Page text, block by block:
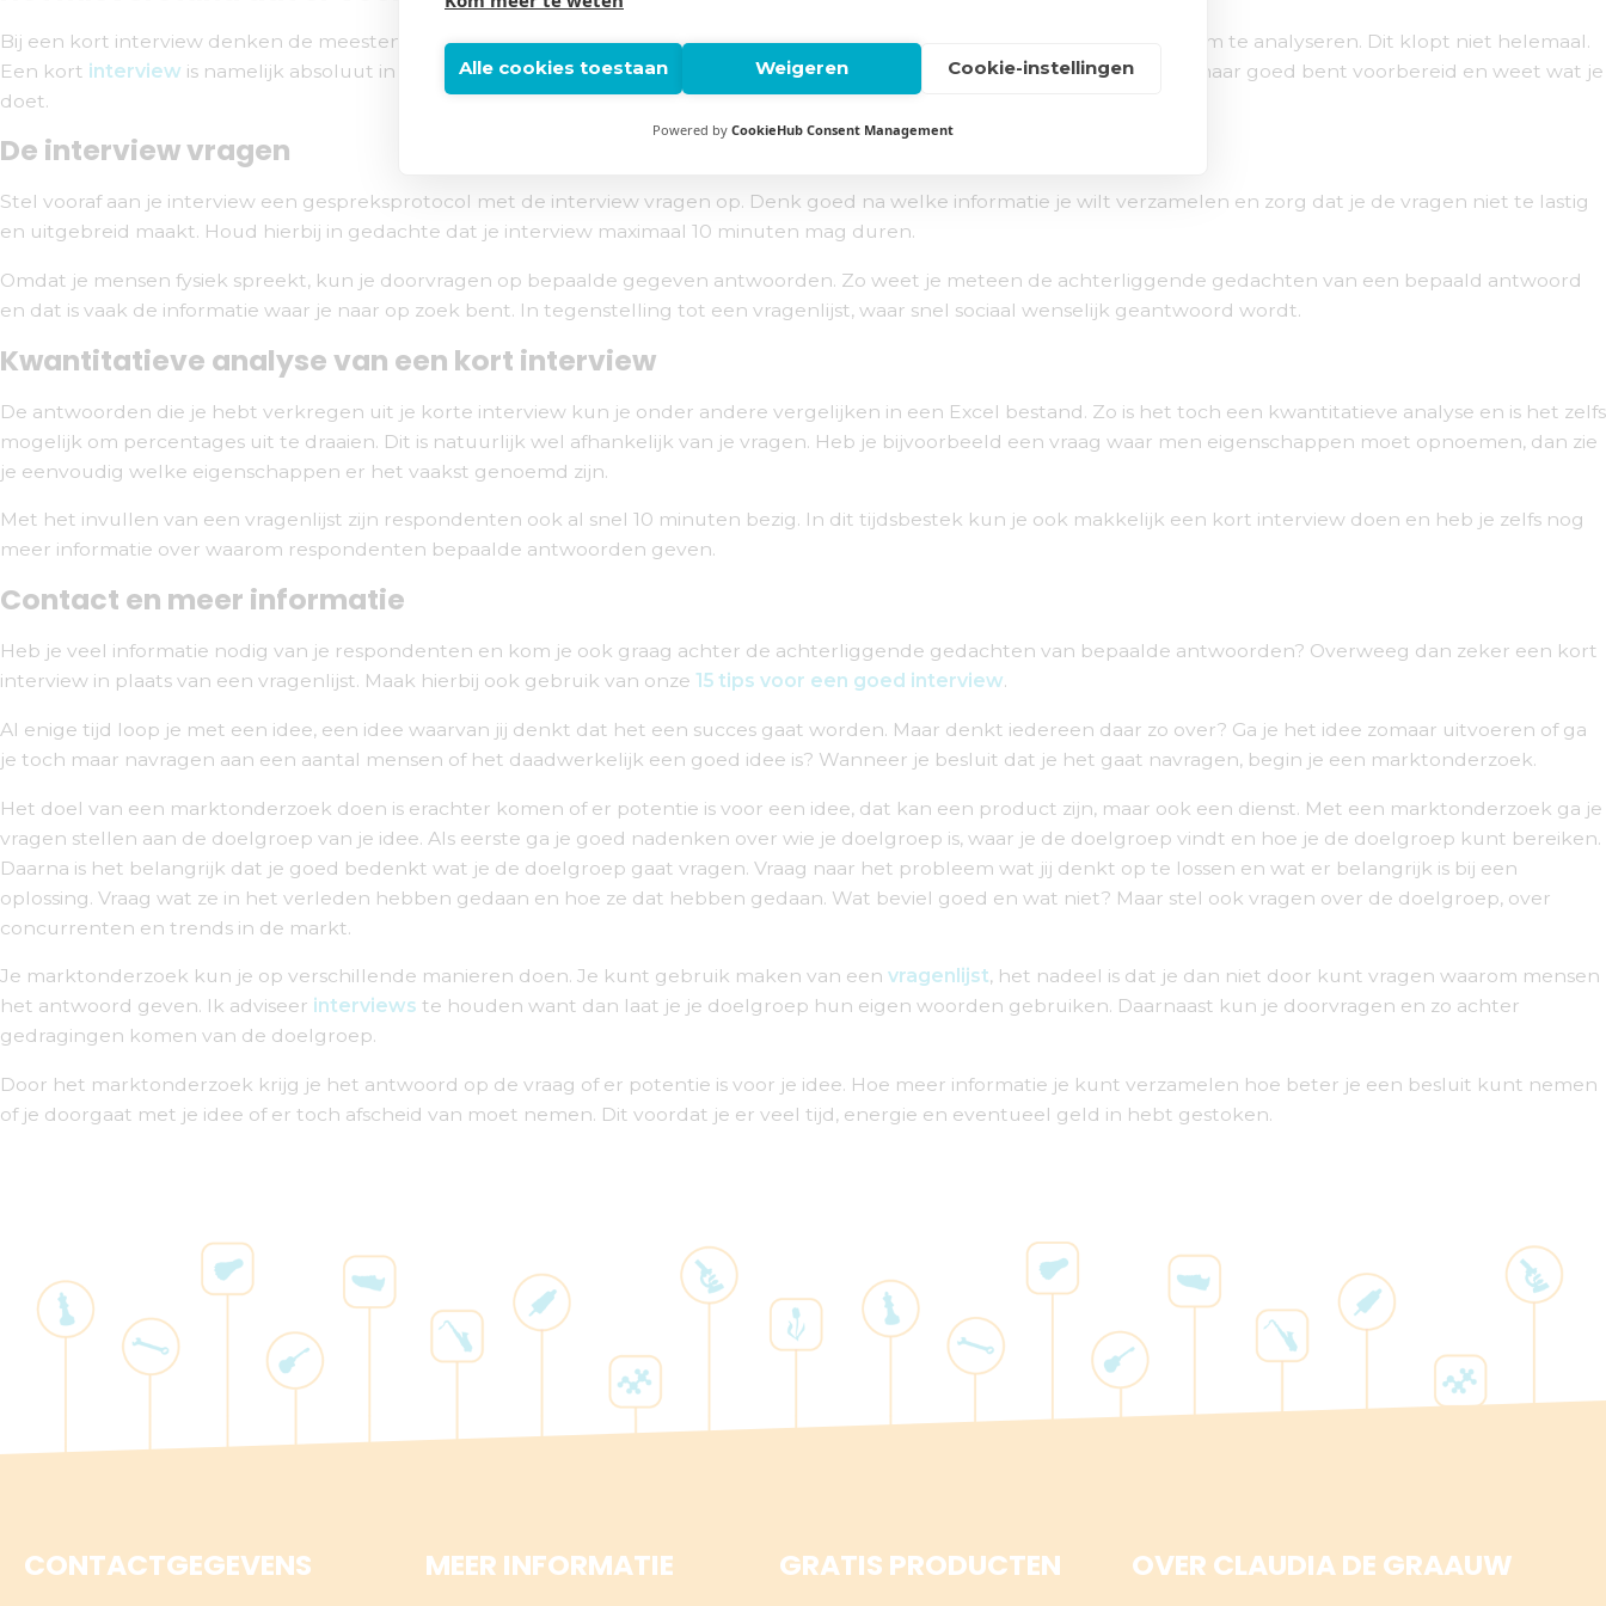
Bij een kort interview denken de meesten dat dit ontzettend veel tijd kost. Ook zou je het niet kwantitatief in kunnen zetten om te analyseren. Dit klopt niet helemaal.
Een kort interview is namelijk absoluut in te zetten als kwantitatieve methode én veel tijd hoeft het niet te kosten. Zolang je maar goed bent voorbereid en weet wat je
doet.
De interview vragen
Stel vooraf aan je interview een gespreksprotocol met de interview vragen op. Denk goed na welke informatie je wilt verzamelen en zorg dat je de vragen niet te lastig
en uitgebreid maakt. Houd hierbij in gedachte dat je interview maximaal 10 minuten mag duren.
Omdat je mensen fysiek spreekt, kun je doorvragen op bepaalde gegeven antwoorden. Zo weet je meteen de achterliggende gedachten van een bepaald antwoord
en dat is vaak de informatie waar je naar op zoek bent. In tegenstelling tot een vragenlijst, waar snel sociaal wenselijk geantwoord wordt.
Kwantitatieve analyse van een kort interview
De antwoorden die je hebt verkregen uit je korte interview kun je onder andere vergelijken in een Excel bestand. Zo is het toch een kwantitatieve analyse en is het zelfs
mogelijk om percentages uit te draaien. Dit is natuurlijk wel afhankelijk van je vragen. Heb je bijvoorbeeld een vraag waar men eigenschappen moet opnoemen, dan zie
je eenvoudig welke eigenschappen er het vaakst genoemd zijn.
Met het invullen van een vragenlijst zijn respondenten ook al snel 10 minuten bezig. In dit tijdsbestek kun je ook makkelijk een kort interview doen en heb je zelfs nog
meer informatie over waarom respondenten bepaalde antwoorden geven.
Contact en meer informatie
Heb je veel informatie nodig van je respondenten en kom je ook graag achter de achterliggende gedachten van bepaalde antwoorden? Overweeg dan zeker een kort
interview in plaats van een vragenlijst. Maak hierbij ook gebruik van onze 15 tips voor een goed interview.
Al enige tijd loop je met een idee, een idee waarvan jij denkt dat het een succes gaat worden. Maar denkt iedereen daar zo over? Ga je het idee zomaar uitvoeren of ga
je toch maar navragen aan een aantal mensen of het daadwerkelijk een goed idee is? Wanneer je besluit dat je het gaat navragen, begin je een marktonderzoek.
Het doel van een marktonderzoek doen is erachter komen of er potentie is voor een idee, dat kan een product zijn, maar ook een dienst. Met een marktonderzoek ga je
vragen stellen aan de doelgroep van je idee. Als eerste ga je goed nadenken over wie je doelgroep is, waar je de doelgroep vindt en hoe je de doelgroep kunt bereiken.
Daarna is het belangrijk dat je goed bedenkt wat je de doelgroep gaat vragen. Vraag naar het probleem wat jij denkt op te lossen en wat er belangrijk is bij een
oplossing. Vraag wat ze in het verleden hebben gedaan en hoe ze dat hebben gedaan. Wat beviel goed en wat niet? Maar stel ook vragen over de doelgroep, over
concurrenten en trends in de markt.
Je marktonderzoek kun je op verschillende manieren doen. Je kunt gebruik maken van een vragenlijst, het nadeel is dat je dan niet door kunt vragen waarom mensen
het antwoord geven. Ik adviseer interviews te houden want dan laat je je doelgroep hun eigen woorden gebruiken. Daarnaast kun je doorvragen en zo achter
gedragingen komen van de doelgroep.
Door het marktonderzoek krijg je het antwoord op de vraag of er potentie is voor je idee. Hoe meer informatie je kunt verzamelen hoe beter je een besluit kunt nemen
of je doorgaat met je idee of er toch afscheid van moet nemen. Dit voordat je er veel tijd, energie en eventueel geld in hebt gestoken.
CONTACTGEGEVENS MEER INFORMATIE GRATIS PRODUCTEN OVER CLAUDIA DE GRAAUW
Alle cookies toestaan Weigeren Cookie-instellingen
Powered by CookieHub Consent Management